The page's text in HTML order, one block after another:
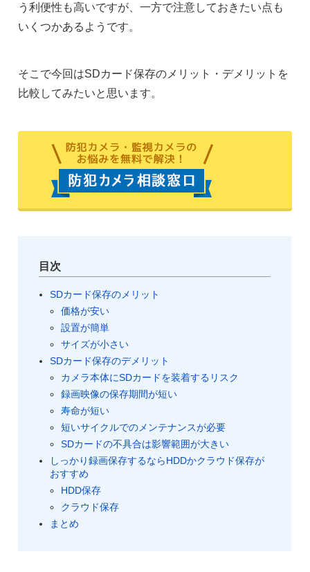
う利便性も高いですが、一方で注意しておきたい点も
いくつかあるようです。
そこで今回はSDカード保存のメリット・デメリットを
比較してみたいと思います。
目次
SDカード保存のメリット
価格が安い
設置が簡単
サイズが小さい
SDカード保存のデメリット
カメラ本体にSDカードを装着するリスク
録画映像の保存期間が短い
寿命が短い
短いサイクルでのメンテナンスが必要
SDカードの不具合は影響範囲が大きい
しっかり録画保存するならHDDかクラウド保存が
おすすめ
HDD保存
クラウド保存
まとめ